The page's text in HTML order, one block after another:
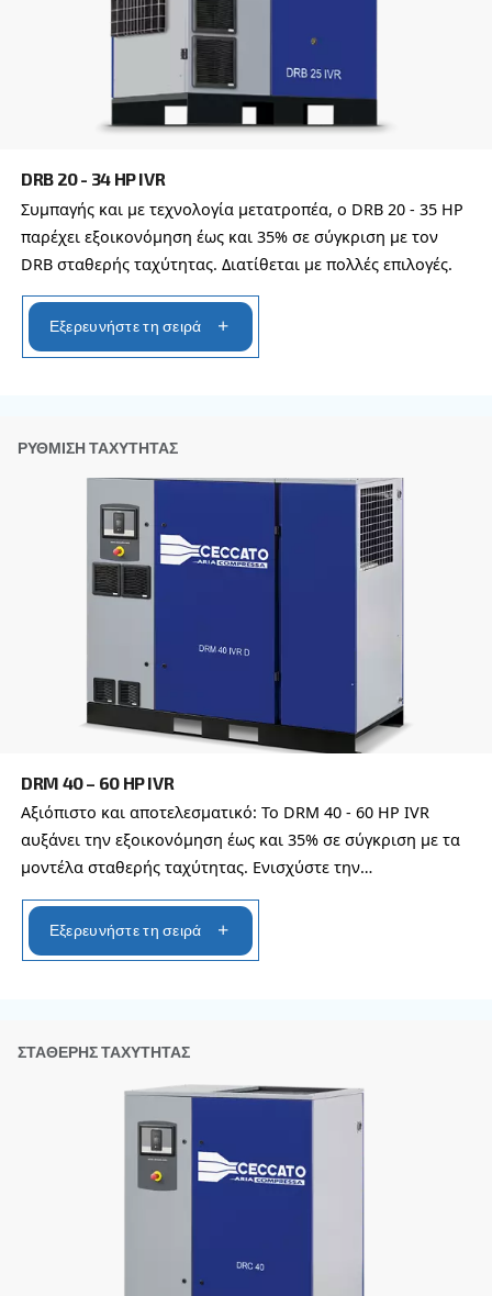
Επικοινωνήστε μαζί μας σήμερα ή
παρακάτω φόρμα - είμαστε εδώ για να σας
Επώνυμο*
Εταιρεία*
Ταχυδρομικός κώδικας
Το αίτημα σας*
Με την υποβολή αυτού του αιτήματος, η Ceccato
επικοινωνεί μαζί σας μέσω των πληροφοριών
συλλέγονται. Περισσότερες πληροφορίες θα
Πολιτική απορρήτου μας.
Anti-Robot Επαλήθευση
Κάντε κλικ για να ξεκινήσει η επαλήθευση
FriendlyCaptcha ⇗